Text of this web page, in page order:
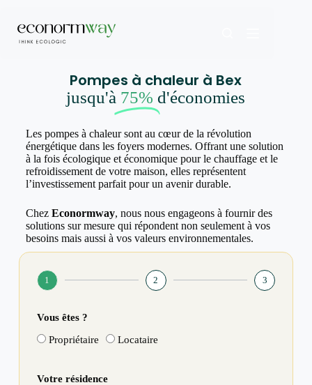
Pompes à chaleur à Bex
jusqu'à 75% d'économies
Les pompes à chaleur sont au cœur de la révolution
énergétique dans les foyers modernes. Offrant une solution
à la fois écologique et économique pour le chauffage et le
refroidissement de votre maison, elles représentent
l’investissement parfait pour un avenir durable.
Chez Econormway, nous nous engageons à fournir des
solutions sur mesure qui répondent non seulement à vos
besoins mais aussi à vos valeurs environnementales.
1 2 3
Vous êtes ?
Propriétaire Locataire
Votre résidence